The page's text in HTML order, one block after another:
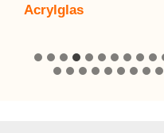
Acrylglas